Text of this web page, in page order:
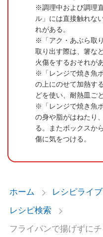
調理中および調理
ル」には直接触れな
れがある。
「アク・あぶら取
取り出す際は、箸な
火傷をするおそれがあ
「レンジで焼き魚
の上にのせて加熱す
どを使い、耐熱皿ご
「レンジで焼き魚
の身や脂がはねたり
る。またボックスか
傷に気をつける。
ホーム
レシピライ
レシピ検索
フライパンで揚げずに